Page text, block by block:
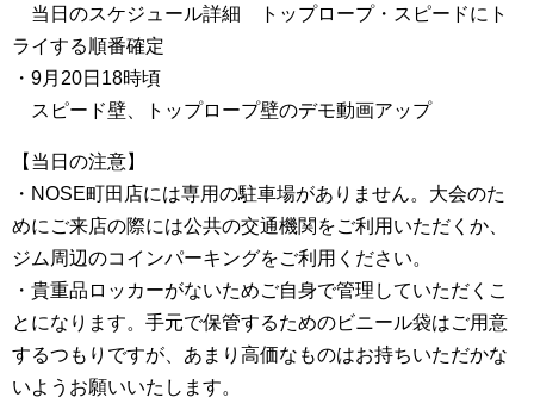
当日のスケジュール詳細 トップロープ・スピードにト
ライする順番確定
・9月20日18時頃
スピード壁、トップロープ壁のデモ動画アップ
【当日の注意】
・NOSE町田店には専用の駐車場がありません。大会のた
めにご来店の際には公共の交通機関をご利用いただくか、
ジム周辺のコインパーキングをご利用ください。
・貴重品ロッカーがないためご自身で管理していただくこ
とになります。手元で保管するためのビニール袋はご用意
するつもりですが、あまり高価なものはお持ちいただかな
いようお願いいたします。